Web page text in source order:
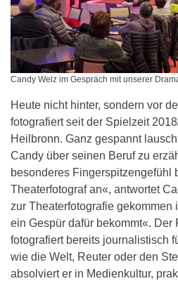
Candy Welz im Gespräch mit unserer
Heute nicht hinter, sondern vor
fotografiert seit der Spielzeit
Heilbronn. Ganz gespannt
Candy über seinen Beruf zu
besonderes Fingerspitzengefühl
Theaterfotograf an«, antwortet
zur Theaterfotografie gekommen
ein Gespür dafür bekommt«. Der
fotografiert bereits journalistisch
wie die Welt, Reuter oder den
absolviert er in Medienkultur,